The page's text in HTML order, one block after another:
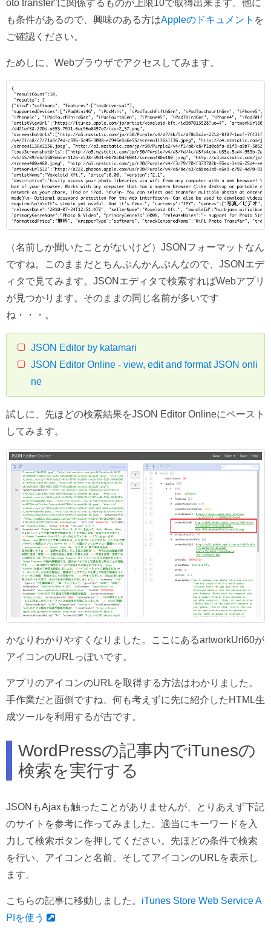
oto transfer”に関係するものが上限10で取得出来ます。他に
も条件があるので、興味のある方はAppleのドキュメント を
ご確認ください。
ためしに、Webブラウザでアクセスしてみます。
（名前しか聞いたことがないけど）JSONフォーマットなん
ですね。このままだとちんぷんかんぷんなので、JSONエデ
ィタで見てみます。JSONエディタで検索すればWebアプリ
が見つかります。そのままの同じ名前が多いです
ね・・・。
JSON Editor by katamari
JSON Editor Online - view, edit and format JSON onli
ne
試しに、先ほどの検索結果をJSON Editor Onlineにペースト
してみます。
かなりわかりやすくなりました。ここにあるartworkUrl60が
アイコンのURLっぽいです。
アプリのアイコンのURLを取得する方法はわかりました。
手作業だと面倒ですね、何も考えずに先に紹介したHTML生
成ツールを利用するが吉です。
WordPressの記事内でiTunesの
検索を実行する
JSONもAjaxも触ったことがありませんが、とりあえず下記
のサイトを参考に作ってみました。適当にキーワードを入
力して検索ボタンを押してください。先ほどの条件で検索
を行い、アイコンと名前、そしてアイコンのURLを表示し
ます。
こちらの記事に移動しました。 iTunes Store Web Service A
PIを使う